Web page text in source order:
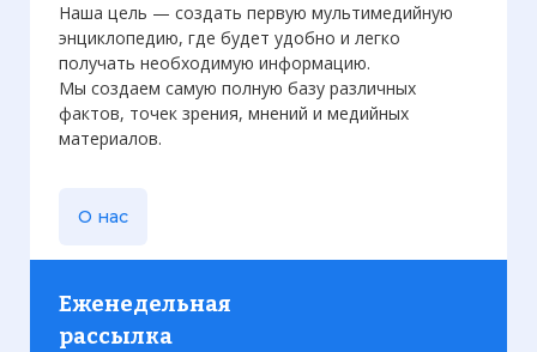
Наша цель — создать первую мультимедийную
энциклопедию, где будет удобно и легко
получать необходимую информацию.
Мы создаем самую полную базу различных
фактов, точек зрения, мнений и медийных
материалов.
О нас
Еженедельная
рассылка